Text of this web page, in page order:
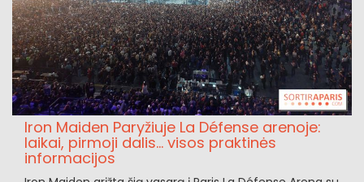
Iron Maiden Paryžiuje La Défense arenoje:
laikai, pirmoji dalis... visos praktinės
informacijos